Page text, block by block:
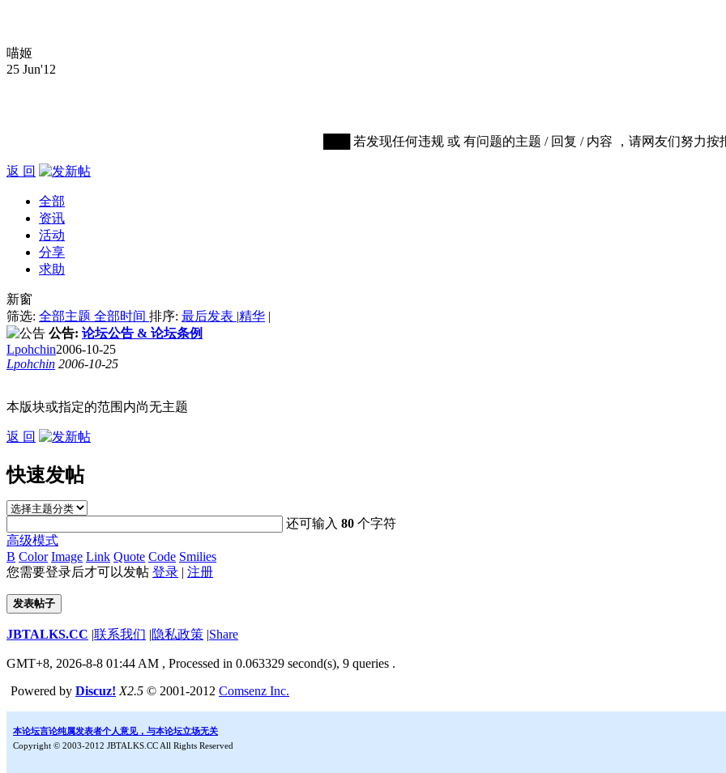
喵姬
25 Jun'12
███ 若发现任何违规 或 有问题的主题 / 回复 / 内容 ，请网友们努力按
返 回
全部
资讯
活动
分享
求助
新窗
筛选: 全部主题 全部时间 排序: 最后发表 |精华 |
公告: 论坛公告 & 论坛条例
Lpohchin2006-10-25
Lpohchin 2006-10-25
本版块或指定的范围内尚无主题
返 回
快速发帖
还可输入80 个字符
高级模式
B Color Image Link Quote Code Smilies
您需要登录后才可以发帖 登录 | 注册
发表帖子
JBTALKS.CC |联系我们 |隐私政策 |Share
GMT+8, 2026-8-8 01:44 AM , Processed in 0.063329 second(s), 9 queries .
Powered by Discuz! X2.5 © 2001-2012 Comsenz Inc.
本论坛言论纯属发表者个人意见，与本论坛立场无关
Copyright © 2003-2012 JBTALKS.CC All Rights Reserved